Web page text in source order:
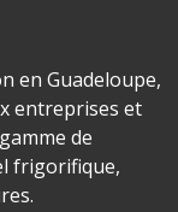
en Guadeloupe,
entreprises et
de
frigorifique,